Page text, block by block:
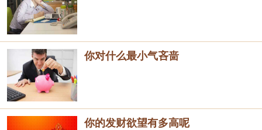
你对什么最小气吝啬
你的发财欲望有多高呢